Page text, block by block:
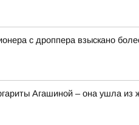
с дроппера взыскано
Агашиной – она ушла из